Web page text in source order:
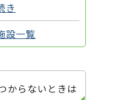
き
設一覧
からないときは